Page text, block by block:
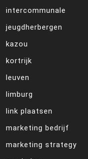
intercommunale
jeugdherbergen
kazou
kortrijk
leuven
limburg
link plaatsen
marketing bedrijf
marketing strategy